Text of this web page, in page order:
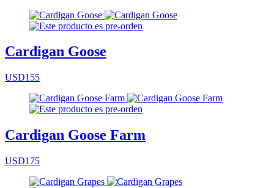
Cardigan Goose
USD155
Cardigan Goose Farm
USD175